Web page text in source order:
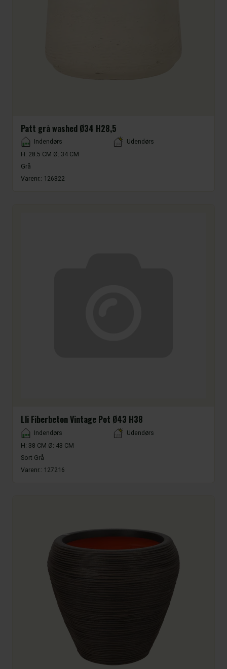
Patt grå washed Ø34 H28,5
Placement
Indendørs
Udendørs
H: 28.5 CM Ø: 34 CM
Grå
Varenr.: 126322
Lli Fiberbeton Vintage Pot Ø43 H38
Placement
Indendørs
Udendørs
H: 38 CM Ø: 43 CM
Sort Grå
Varenr.: 127216